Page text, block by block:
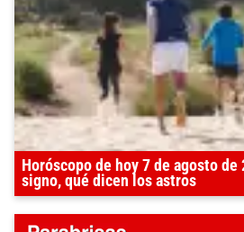
Horóscopo de hoy 7 de agosto
signo, qué dicen los astros